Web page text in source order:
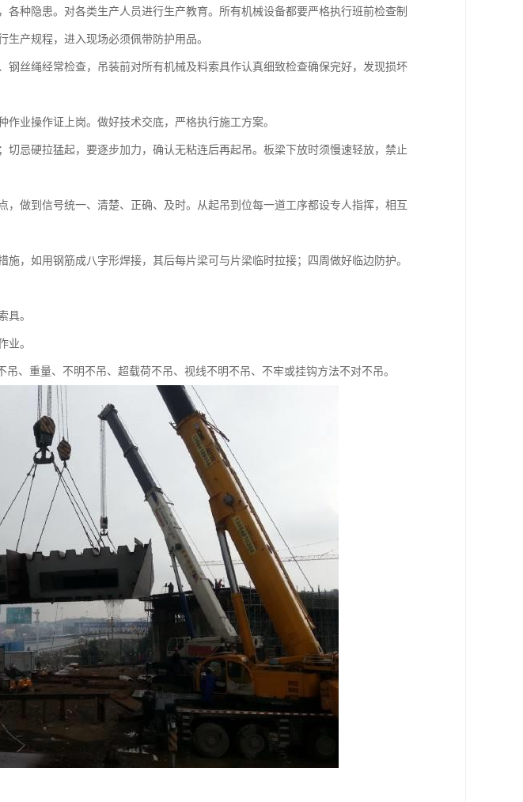
隐患。对各类生产人员进行生产教育。所有机械设备都要严格执行班前检查制
产规程，进入现场必须佩带防护用品。
绳经常检查，吊装前对所有机械及料索具作认真细致检查确保完好，发现损坏
操作证上岗。做好技术交底，严格执行施工方案。
硬拉猛起，要逐步加力，确认无粘连后再起吊。板梁下放时须慢速轻放，禁止
到信号统一、清楚、正确、及时。从起吊到位每一道工序都设专人指挥，相互
如用钢筋成八字形焊接，其后每片梁可与片梁临时拉接；四周做好临边防护。
。
。
重量、不明不吊、超载荷不吊、视线不明不吊、不牢或挂钩方法不对不吊。